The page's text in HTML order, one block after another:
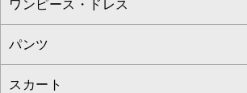
すべてのトップス
カットソー・Tシャツ
ブラウス・シャツ
ワンピース・ドレス
すべてのワンピース・ドレス
ワンピース
パンツ
すべてのパンツ
スカート